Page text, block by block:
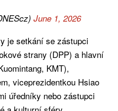
June 1, 2026
je setkání se zástupci
strany (DPP) a hlavní
KMT),
viceprezidentkou Hsiao
úředníky nebo zástupci